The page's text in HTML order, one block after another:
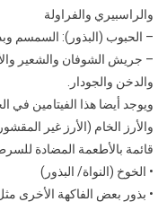
والراسبيري والفراولة
– الحبوب (البذور): السمسم
– جريش الشوفان والشعير
والدخن والجودار.
ويوجد أيضا هذا الفيتامين في
والأرز الخام (الأرز غير
قائمة بالأطعمة المضادة
• الخوخ (النواة/ البذور)
• بذور بعض الفاكهة الأخرى